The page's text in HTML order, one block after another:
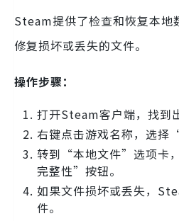
Steam提供了检查和恢复本地
修复损坏或丢失的文件。
操作步骤：
打开Steam客户端，找到
右键点击游戏名称，选择
转到“本地文件”选项卡
完整性”按钮。
如果文件损坏或丢失，
件。